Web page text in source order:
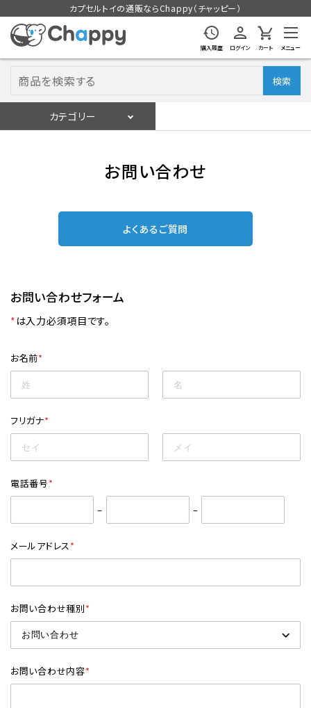
カプセルトイの通販ならChappy（チャッピー）
購入履歴 ログイン カート メニュー
検索
カテゴリー
入荷スケジュールをチェック
カプセルトイマシン本体
販促用空カプセル
景品・玩具・文具
お問い合わせ
よくあるご質問
お問い合わせフォーム
* は入力必須項目です。
お名前*
フリガナ*
電話番号*
–
–
メールアドレス*
お問い合わせ種別*
お問い合わせ内容*